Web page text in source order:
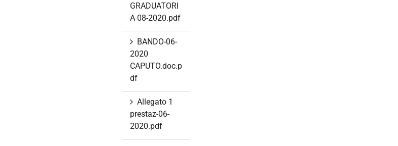
GRADUATORI
A 08-2020.pdf
BANDO-06-
2020
CAPUTO.doc.p
df
Allegato 1
prestaz-06-
2020.pdf